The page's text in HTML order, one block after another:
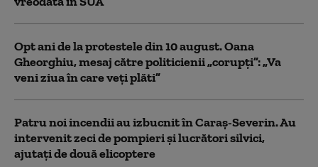
Opt ani de la protestele din 10 august. Oana
Gheorghiu, mesaj către politicienii „corupți”: „Va
veni ziua în care veţi plăti”
Patru noi incendii au izbucnit în Caraş-Severin. Au
intervenit zeci de pompieri şi lucrători silvici,
ajutaţi de două elicoptere